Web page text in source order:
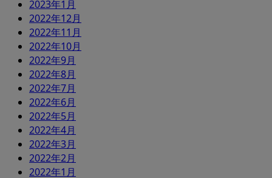
2023年1月
2022年12月
2022年11月
2022年10月
2022年9月
2022年8月
2022年7月
2022年6月
2022年5月
2022年4月
2022年3月
2022年2月
2022年1月